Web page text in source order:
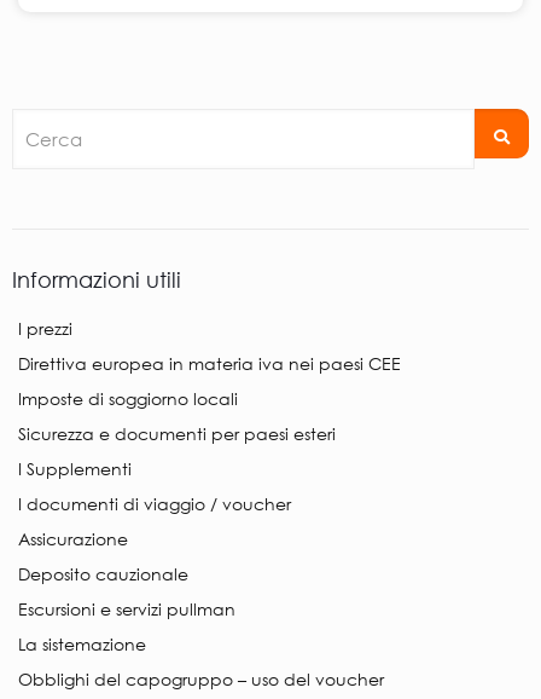
Informazioni utili
I prezzi
Direttiva europea in materia iva nei paesi CEE
Imposte di soggiorno locali
Sicurezza e documenti per paesi esteri
I Supplementi
I documenti di viaggio / voucher
Assicurazione
Deposito cauzionale
Escursioni e servizi pullman
La sistemazione
Obblighi del capogruppo – uso del voucher